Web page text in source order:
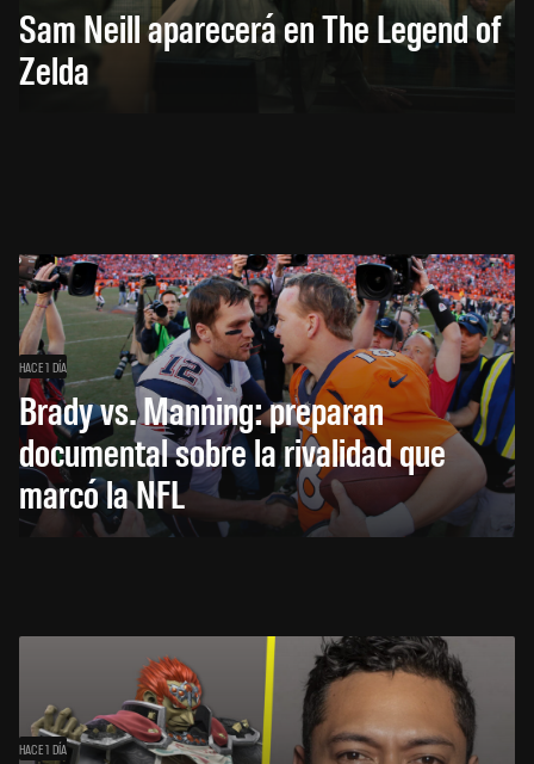
Sam Neill aparecerá en The Legend of
Zelda
HACE 1 DÍA
Brady vs. Manning: preparan
documental sobre la rivalidad que
marcó la NFL
HACE 1 DÍA